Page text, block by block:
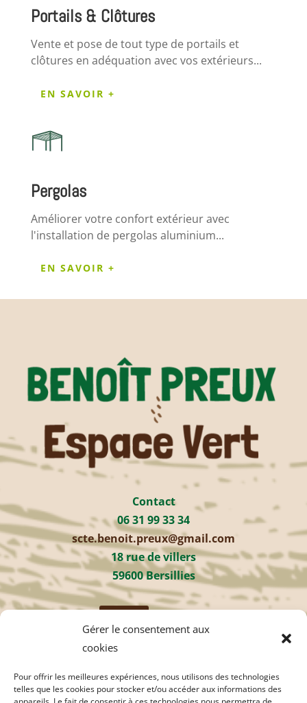
Gérer le consentement aux
cookies
Pour offrir les meilleures expériences, nous utilisons des technologies
telles que les cookies pour stocker et/ou accéder aux informations des
Portails & Clôtures
Vente et pose de tout type de portails et
clôtures en adéquation avec vos extérieurs...
EN SAVOIR +
Pergolas
Améliorer votre confort extérieur avec
l'installation de pergolas aluminium...
EN SAVOIR +
Contact
06 31 99 33 34
scte.benoit.preux@gmail.com
18 rue de villers
59600 Bersillies
Suivre
Sitemap